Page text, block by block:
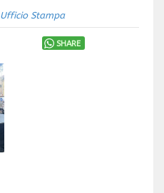
Ufficio Stampa
SHARE